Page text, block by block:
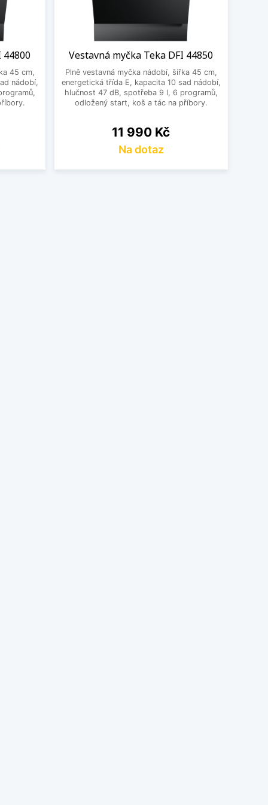
44800
45 cm,
nádobí,
Vestavná myčka Teka DFI 44850
Plně vestavná myčka nádobí, šířka 45 cm,
energetická třída E, kapacita 10 sad nádobí,
hlučnost 47 dB, spotřeba 9 l, 6 programů,
odložený start, koš a tác na příbory.
Cena
11 990 Kč
Na dotaz